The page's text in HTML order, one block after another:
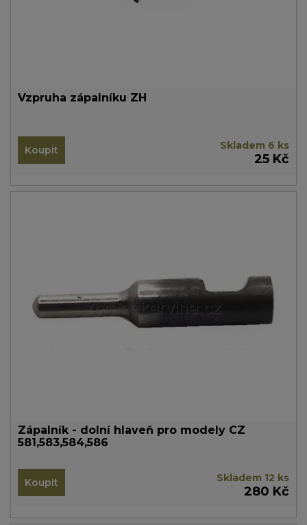
Vzpruha zápalníku ZH
Koupit Skladem 6 ks
25 Kč
Zápalník - dolní hlaveň pro modely CZ
581,583,584,586
Koupit Skladem 12 ks
280 Kč